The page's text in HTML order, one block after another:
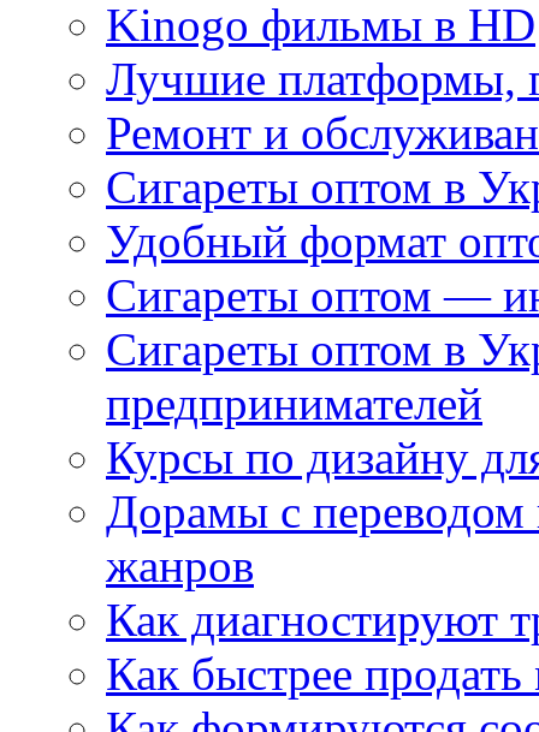
Kinogo фильмы в HD
Лучшие платформы,
Ремонт и
Сигареты оптом в
Удобный формат
Сигареты оптом —
Сигареты оптом в
предпринимателей
Курсы по дизайну
Дорамы с переводом
жанров
Как диагностируют
Как быстрее